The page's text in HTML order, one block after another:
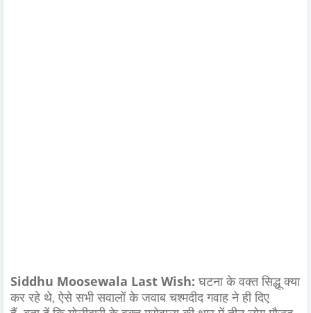
Siddhu Moosewala Last Wish: घटना के वक्त सिद्धू क्या
कर रहे थे, ऐसे सभी सवालों के जवाब चश्मदीद गवाह ने ही दिए